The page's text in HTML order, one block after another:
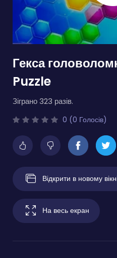
Гекса
Puzzle
Зіграно 323 разів.
0 (0 Голосів)
Відкрити в новому
На весь екран